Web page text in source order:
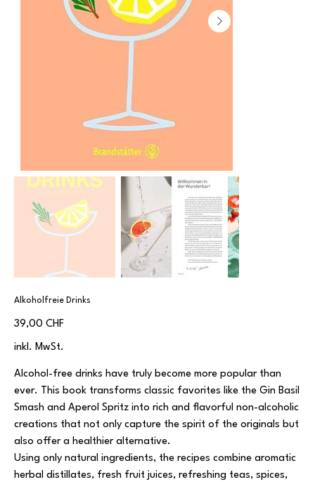
Alkoholfreie Drinks
Preis
39,00 CHF
inkl. MwSt.
Alcohol-free drinks have truly become more popular than
ever. This book transforms classic favorites like the Gin Basil
Smash and Aperol Spritz into rich and flavorful non-alcoholic
creations that not only capture the spirit of the originals but
also offer a healthier alternative.
Using only natural ingredients, the recipes combine aromatic
herbal distillates, fresh fruit juices, refreshing teas, spices,